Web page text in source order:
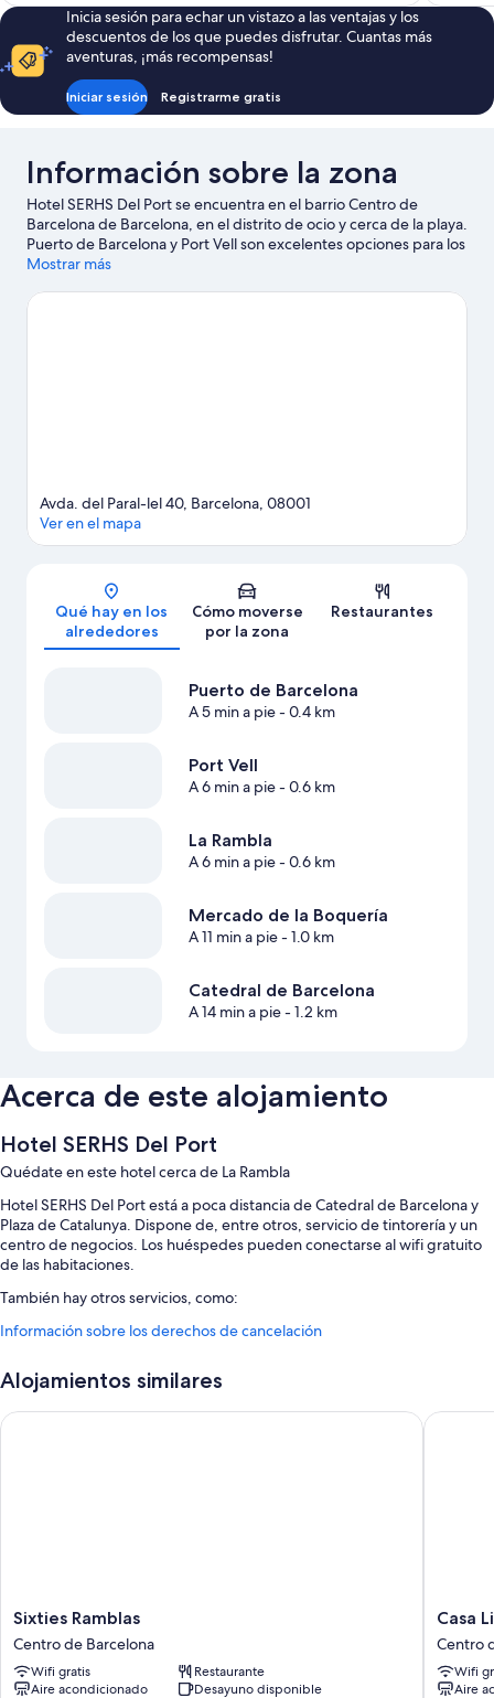
de
156 €
Inicia sesión para echar un vistazo a las ventajas y los
descuentos de los que puedes disfrutar. Cuantas más
aventuras, ¡más recompensas!
Iniciar sesión Registrarme gratis
Información sobre la zona
Hotel SERHS Del Port se encuentra en el barrio Centro de
Barcelona de Barcelona, en el distrito de ocio y cerca de la playa.
Puerto de Barcelona y Port Vell son excelentes opciones para los
que buscan unas vacaciones activas, pero si lo tuyo son las
apetece disfrutar de un evento especial? Puedes consultar el
Mostrar más
Mapa
Avda. del Paral-lel 40, Barcelona, 08001
Ver en el mapa
Qué hay en los
alrededores
Cómo moverse
por la zona
Restaurantes
Puerto de Barcelona
A 5 min a pie- 0.4 km
Port Vell
A 6 min a pie- 0.6 km
La Rambla
A 6 min a pie- 0.6 km
Mercado de la Boquería
A 11 min a pie- 1.0 km
Catedral de Barcelona
A 14 min a pie- 1.2 km
Acerca de este alojamiento
Hotel SERHS Del Port
Quédate en este hotel cerca de La Rambla
Hotel SERHS Del Port está a poca distancia de Catedral de Barcelona y
Plaza de Catalunya. Dispone de, entre otros, servicio de tintorería y un
centro de negocios. Los huéspedes pueden conectarse al wifi gratuito
de las habitaciones.
También hay otros servicios, como:
Desayuno bufé (de pago), servicios de conserjería y consigna de
Un ascensor, asistencia turística y para la compra de entradas y un
Una caja fuerte en recepción, personal multilingüe y salas de
wifi gratis y sillas de oficina. Los viajeros destacan especialmente la
Además, otros servicios de los que disfrutarás en todas las habitaciones
incluyen los siguientes:
Información sobre los derechos de cancelación
Alojamientos similares
Sixties
Ramblas
Centro
de
Sixties Ramblas
Centro de Barcelona
Wifi gratis
Restaurante
Aire acondicionado
Desayuno disponible
Sixties Ramblas
Casa
Lit
Centro
Casa
Centro
Wifi
Aire
Casa Lit